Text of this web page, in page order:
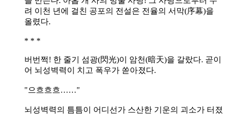
려 이천 년에 걸친 공포의 전설은 전율의 서막(序幕)을
올렸다.
* * *
버번쩍! 한 줄기 섬광(閃光)이 암천(暗天)을 갈랐다. 곧이
어 뇌성벽력이 치고 폭우가 쏟아졌다.
"으흐흐흐……"
뇌성벽력의 틈틈이 어디선가 스산한 기운의 괴소가 터졌